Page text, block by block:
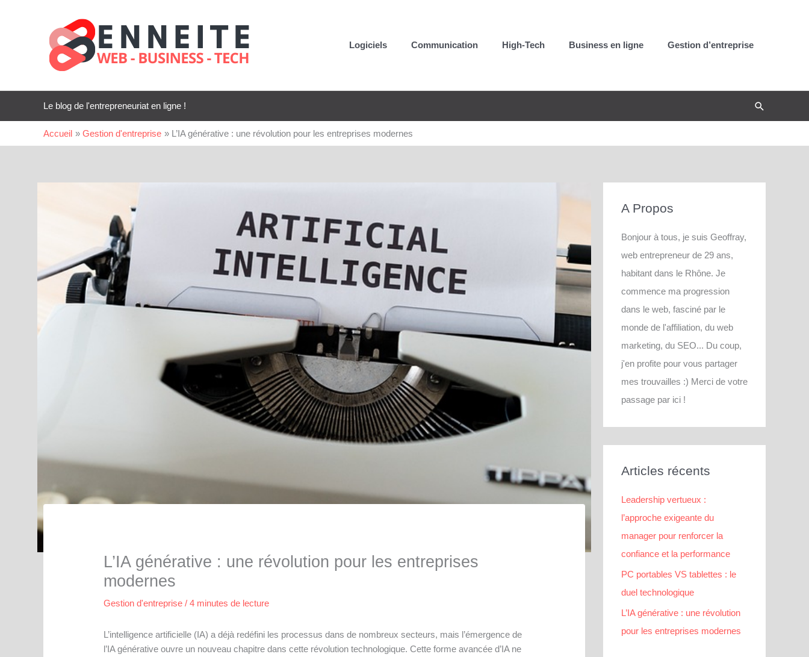
Logiciels
Communication High-Tech Business en ligne Gestion d’entreprise
Le blog de l'entrepreneuriat en ligne !
Accueil Gestion d'entreprise L’IA générative : une révolution pour les entreprises modernes
L’IA générative : une révolution pour les entreprises
modernes
Gestion d'entreprise /4 minutes de lecture
L’intelligence artificielle (IA) a déjà redéfini les processus dans de nombreux secteurs, mais l’émergence de
l’IA générative ouvre un nouveau chapitre dans cette révolution technologique. Cette forme avancée d’IA ne
A Propos
Bonjour à tous, je suis Geoffray,
web entrepreneur de 29 ans,
habitant dans le Rhône. Je
commence ma progression
dans le web, fasciné par le
monde de l'affiliation, du web
marketing, du SEO... Du coup,
j'en profite pour vous partager
mes trouvailles :) Merci de votre
passage par ici !
Articles récents
Leadership vertueux :
l’approche exigeante du
manager pour renforcer la
confiance et la performance
PC portables VS tablettes : le
duel technologique
L’IA générative : une révolution
pour les entreprises modernes